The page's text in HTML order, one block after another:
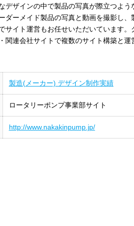
デザインの中で製品の写真が際立つよう
ダーメイド製品の写真と動画を撮影し、
サイト運営もお任せいただいています。
関連会社サイトで複数のサイト構築と運
製造(メーカー) デザイン制作実績
ロータリーポンプ事業部サイト
http://www.nakakinpump.jp/